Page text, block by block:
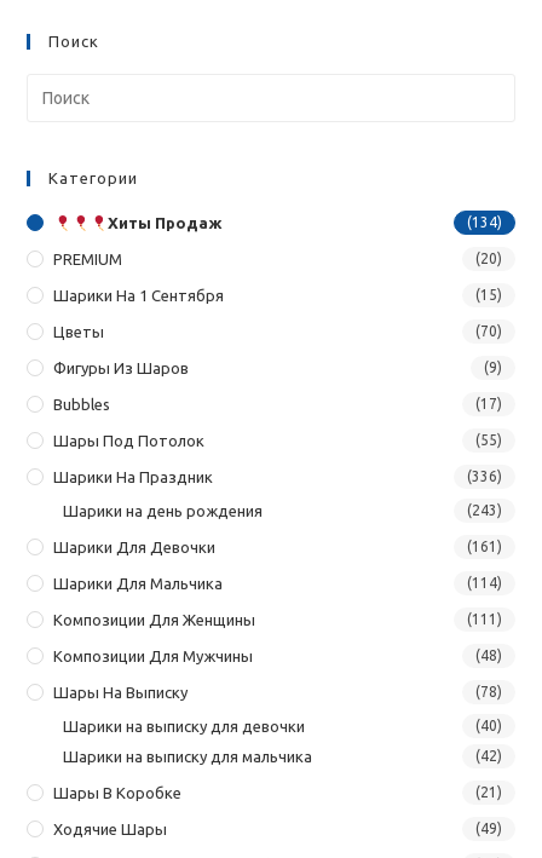
Поиск
Категории
Хиты Продаж (134)
PREMIUM (20)
Шарики На 1 Сентября (15)
Цветы (70)
Фигуры Из Шаров (9)
Bubbles (17)
Шары Под Потолок (55)
Шарики На Праздник (336)
Шарики на день рождения (243)
Шарики Для Девочки (161)
Шарики Для Мальчика (114)
Композиции Для Женщины (111)
Композиции Для Мужчины (48)
Шары На Выписку (78)
Шарики на выписку для девочки (40)
Шарики на выписку для мальчика (42)
Шары В Коробке (21)
Ходячие Шары (49)